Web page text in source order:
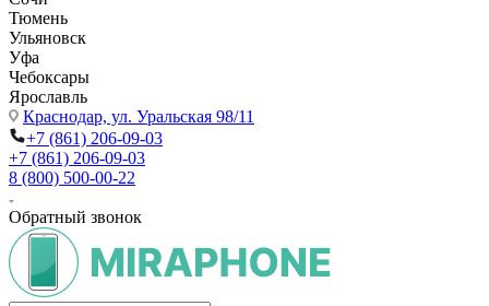
Тюмень
Ульяновск
Уфа
Чебоксары
Ярославль
Краснодар, ул. Уральская 98/11
+7 (861) 206-09-03
+7 (861) 206-09-03
8 (800) 500-00-22
Обратный звонок